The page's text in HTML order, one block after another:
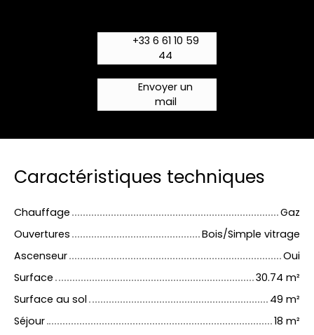
+33 6 61 10 59
44
Envoyer un
mail
Caractéristiques techniques
Chauffage
Gaz
Ouvertures
Bois/Simple vitrage
Ascenseur
Oui
Surface
30.74 m²
Surface au sol
49 m²
Séjour
18 m²